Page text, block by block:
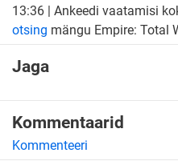
13:36 | Ankeedi vaatamisi
otsing mängu Empire: Total
Jaga
Kommentaarid
Kommenteeri